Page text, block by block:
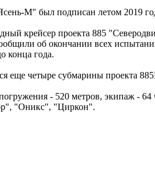
М" был подписан летом 2019
крейсер проекта 885
об окончании всех
конца года.
еще четыре субмарины проекта
- 520 метров, экипаж - 64
"Оникс", "Циркон".